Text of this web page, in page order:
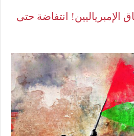
الإمبرياليين! انتفاضة حتى